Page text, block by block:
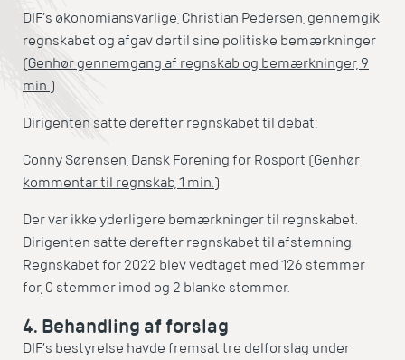
DIF’s økonomiansvarlige, Christian Pedersen, gennemgik
regnskabet og afgav dertil sine politiske bemærkninger
(Genhør gennemgang af regnskab og bemærkninger, 9
min.)
Dirigenten satte derefter regnskabet til debat:
Conny Sørensen, Dansk Forening for Rosport (Genhør
kommentar til regnskab, 1 min.)
Der var ikke yderligere bemærkninger til regnskabet.
Dirigenten satte derefter regnskabet til afstemning.
Regnskabet for 2022 blev vedtaget med 126 stemmer
for, 0 stemmer imod og 2 blanke stemmer.
4. Behandling af forslag
DIF’s bestyrelse havde fremsat tre delforslag under